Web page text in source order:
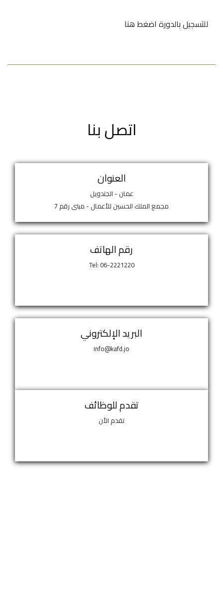
للتسجيل بالدورة اضغط هنا
اتصل بنا
العنوان
عمان - الجندويل
مجمع الملك الحسين للأعمال - مبنى رقم 7
رقم الهاتف
Tel: 06-2221220
البريد الإلكتروني
info@kafd.jo
تقدم للوظائف
تقدم الأن